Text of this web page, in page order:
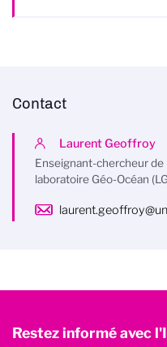
Contact
Laurent Geoffroy
Enseignant-chercheur de
laboratoire Géo-Océan
Restez informé avec